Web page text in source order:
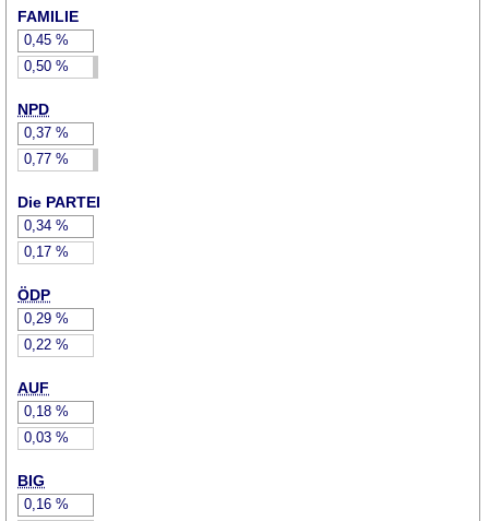
FAMILIE
0,45 %
0,50 %
NPD
0,37 %
0,77 %
Die PARTEI
0,34 %
0,17 %
ÖDP
0,29 %
0,22 %
AUF
0,18 %
0,03 %
BIG
0,16 %